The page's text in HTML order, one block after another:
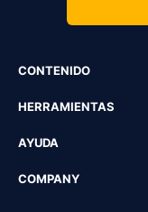
CONTENIDO
HERRAMIENTAS
AYUDA
COMPANY